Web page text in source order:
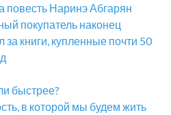
повесть Наринэ Абгарян
покупатель наконец
за книги, купленные почти 50
быстрее?
в которой мы будем жить